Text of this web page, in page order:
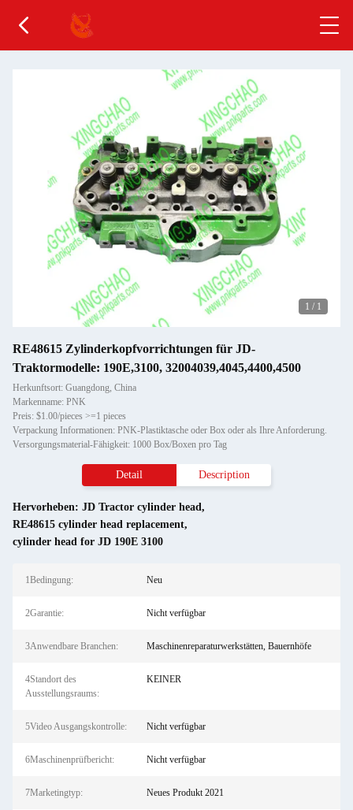
1 / 1
RE48615 Zylinderkopfvorrichtungen für JD-
Traktormodelle: 190E,3100, 32004039,4045,4400,4500
Herkunftsort: Guangdong, China
Markenname: PNK
Preis: $1.00/pieces >=1 pieces
Verpackung Informationen: PNK-Plastiktasche oder Box oder als Ihre Anforderung.
Versorgungsmaterial-Fähigkeit: 1000 Box/Boxen pro Tag
Detail Description
Hervorheben: JD Tractor cylinder head,
RE48615 cylinder head replacement,
cylinder head for JD 190E 3100
1Bedingung: Neu
2Garantie: Nicht verfügbar
3Anwendbare Branchen: Maschinenreparaturwerkstätten, Bauernhöfe
4Standort des
Ausstellungsraums:
KEINER
5Video Ausgangskontrolle: Nicht verfügbar
6Maschinenprüfbericht: Nicht verfügbar
7Marketingtyp: Neues Produkt 2021